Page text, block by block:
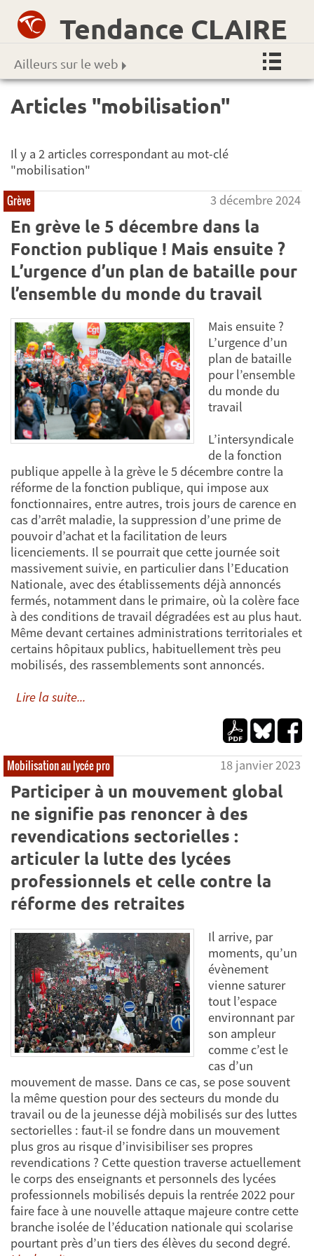
Tendance CLAIRE
Ailleurs sur le web
Articles "mobilisation"
Il y a 2 articles correspondant au mot-clé
"mobilisation"
Grève 3 décembre 2024
En grève le 5 décembre dans la
Fonction publique ! Mais ensuite ?
L’urgence d’un plan de bataille pour
l’ensemble du monde du travail
Mais ensuite ?
L’urgence d’un
plan de bataille
pour l’ensemble
du monde du
travail
L’intersyndicale
de la fonction
publique appelle à la grève le 5 décembre contre la
réforme de la fonction publique, qui impose aux
fonctionnaires, entre autres, trois jours de carence en
cas d’arrêt maladie, la suppression d’une prime de
pouvoir d’achat et la facilitation de leurs
licenciements. Il se pourrait que cette journée soit
massivement suivie, en particulier dans l’Education
Nationale, avec des établissements déjà annoncés
fermés, notamment dans le primaire, où la colère face
à des conditions de travail dégradées est au plus haut.
Même devant certaines administrations territoriales et
certains hôpitaux publics, habituellement très peu
mobilisés, des rassemblements sont annoncés.
Lire la suite...
Mobilisation au lycée pro 18 janvier 2023
Participer à un mouvement global
ne signifie pas renoncer à des
revendications sectorielles :
articuler la lutte des lycées
professionnels et celle contre la
réforme des retraites
Il arrive, par
moments, qu’un
évènement
vienne saturer
tout l’espace
environnant par
son ampleur
comme c’est le
cas d’un
mouvement de masse. Dans ce cas, se pose souvent
la même question pour des secteurs du monde du
travail ou de la jeunesse déjà mobilisés sur des luttes
sectorielles : faut-il se fondre dans un mouvement
plus gros au risque d’invisibiliser ses propres
revendications ? Cette question traverse actuellement
le corps des enseignants et personnels des lycées
professionnels mobilisés depuis la rentrée 2022 pour
faire face à une nouvelle attaque majeure contre cette
branche isolée de l’éducation nationale qui scolarise
pourtant près d’un tiers des élèves du second degré.